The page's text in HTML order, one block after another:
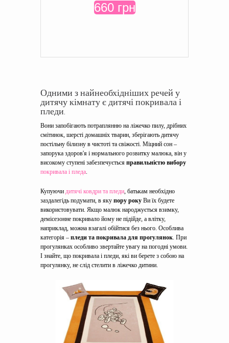
660 грн
Одними з найнеобхідніших речей у
дитячу кімнату є дитячі покривала і
пледи.
Вони запобігають потраплянню на ліжечко пилу, дрібних
смітинок, шерсті домашніх тварин, зберігають дитячу
постільну білизну в чистоті та свіжості. Міцний сон –
запорука здоров'я і нормального розвитку малюка, він у
високому ступені забезпечується правильністю вибору
покривала і пледа.
Купуючи дитячі ковдри та пледи, батькам необхідно
заздалегідь подумати, в яку пору року Ви їх будете
використовувати. Якщо малюк народжується взимку,
демісезонне покривало йому не підійде, а влітку,
наприклад, можна взагалі обійтися без нього. Особлива
категорія – пледи та покривала для прогулянок. При
прогулянках особливо звертайте увагу на погодні умови.
І знайте, що покривала і пледи, які ви берете з собою на
прогулянку, не слід стелити в ліжечко дитини.